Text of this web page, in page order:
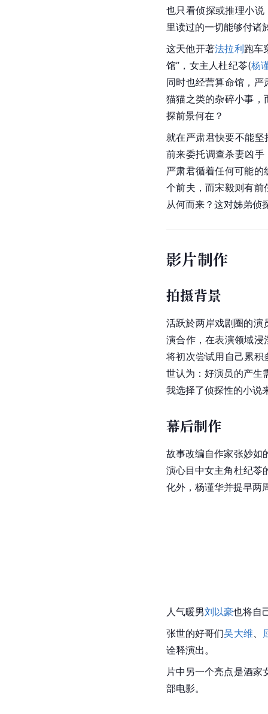
也只看侦探或推理小说
里读过的一切能够付诸
这天他开著法拉利跑车
馆”，女主人杜纪苓(杨
同时也经营算命馆，
猫猫之类的杂碎小事，
探前景何在？
就在严肃君快要不能
前来委托调查杀妻凶手
严肃君循着任何可能
个前夫，而宋毅则有
从何而来？这对姊弟侦
影片制作
拍摄背景
活跃於两岸戏剧圈的演
演合作，在表演领域
将初次尝试用自己累积
世认为：好演员的产生
我选择了侦探性的小说
幕后制作
故事改编自作家张妙如
演心目中女主角杜纪苓
化外，杨谨华并提早两
人气暖男刘以豪也将自
张世的好哥们吴大维
诠释演出。
片中另一个亮点是酒家
部电影。